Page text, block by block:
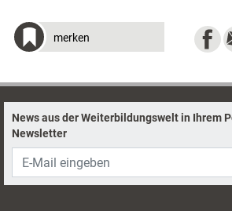
merken
News aus der Weiterbildungswelt in Ihrem
Newsletter